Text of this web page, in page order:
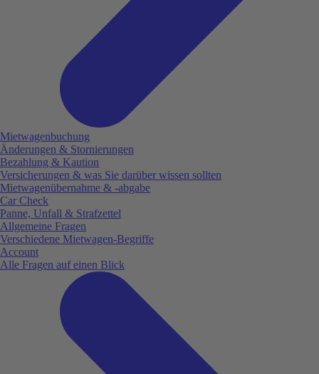
Mietwagenbuchung
Änderungen & Stornierungen
Bezahlung & Kaution
Versicherungen & was Sie darüber wissen sollten
Mietwagenübernahme & -abgabe
Car Check
Panne, Unfall & Strafzettel
Allgemeine Fragen
Verschiedene Mietwagen-Begriffe
Account
Alle Fragen auf einen Blick